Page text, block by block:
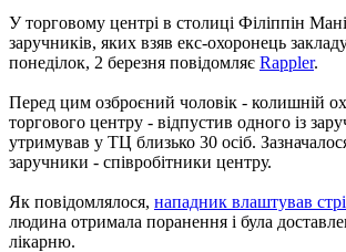
У торговому центрі в столиці Філіппін
заручників, яких взяв екс-охоронець
понеділок, 2 березня повідомляє Rappler.
Перед цим озброєний чоловік - колишній
торгового центру - відпустив одного із
утримував у ТЦ близько 30 осіб.
заручники - співробітники центру.
Як повідомлялося, нападник влаштував
людина отримала поранення і була
лікарню.